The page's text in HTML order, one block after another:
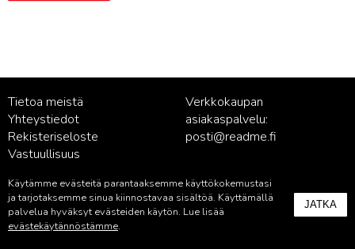
Tietoa meistä
Yhteystiedot
Rekisteriseloste
Vastuullisuus
Verkkokaupan
asiakaspalvelu:
posti@readme.fi
Kustantamon asiakaspalvelu:
palvelu@readme.fi
Käytämme evästeitä parantaaksemme käyttökokemustasi
ja tarjotaksemme sinua kiinnostavaa sisältöä. Käyttämällä
palvelua hyväksyt evästeiden käytön. Lue lisää
evästekäytännöstämme.
JATKA